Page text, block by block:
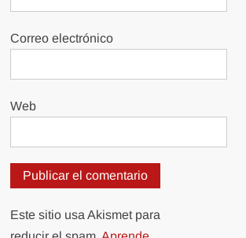
Correo electrónico
Web
Este sitio usa Akismet para